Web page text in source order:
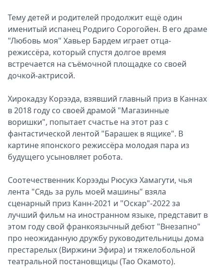
Тему детей и родителей продолжит ещё один
именитый испанец Родриго Сорогойен. В его драме
"Любовь моя" Хавьер Бардем играет отца-
режиссёра, который спустя долгое время
встречается на съёмочной площадке со своей
дочкой-актрисой.
Хирокадзу Корээда, взявший главный приз в Каннах
в 2018 году со своей драмой "Магазинные
воришки", попытает счастье на этот раз с
фантастической лентой "Барашек в ящике". В
картине японского режиссёра молодая пара из
будущего усыновляет робота.
Соотечественник Корээды Рюсукэ Хамагути, чья
лента "Сядь за руль моей машины" взяла
сценарный приз Канн-2021 и "Оскар"-2022 за
лучший фильм на иностранном языке, представит в
этом году свой франкоязычный дебют "Внезапно"
про неожиданную дружбу руководительницы дома
престарелых (Виржини Эфира) и тяжелобольной
театральной постановщицы (Тао Окамото).